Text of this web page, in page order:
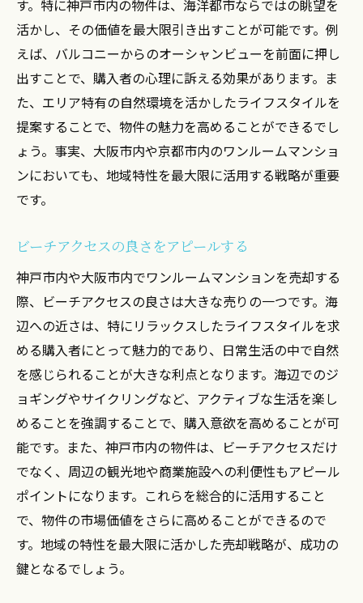
す。特に神戸市内の物件は、海洋都市ならではの眺望を
活かし、その価値を最大限引き出すことが可能です。例
えば、バルコニーからのオーシャンビューを前面に押し
出すことで、購入者の心理に訴える効果があります。ま
た、エリア特有の自然環境を活かしたライフスタイルを
提案することで、物件の魅力を高めることができるでし
ょう。事実、大阪市内や京都市内のワンルームマンショ
ンにおいても、地域特性を最大限に活用する戦略が重要
です。
ビーチアクセスの良さをアピールする
神戸市内や大阪市内でワンルームマンションを売却する
際、ビーチアクセスの良さは大きな売りの一つです。海
辺への近さは、特にリラックスしたライフスタイルを求
める購入者にとって魅力的であり、日常生活の中で自然
を感じられることが大きな利点となります。海辺でのジ
ョギングやサイクリングなど、アクティブな生活を楽し
めることを強調することで、購入意欲を高めることが可
能です。また、神戸市内の物件は、ビーチアクセスだけ
でなく、周辺の観光地や商業施設への利便性もアピール
ポイントになります。これらを総合的に活用すること
で、物件の市場価値をさらに高めることができるので
す。地域の特性を最大限に活かした売却戦略が、成功の
鍵となるでしょう。